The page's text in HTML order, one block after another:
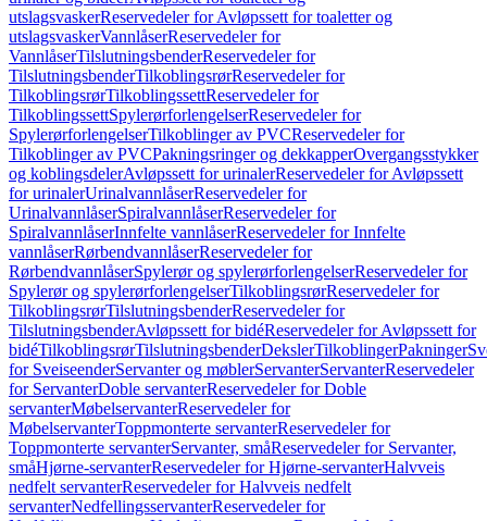
utslagsvaskerReservedeler for Avløpssett for toaletter og
utslagsvaskerVannlåserReservedeler for
VannlåserTilslutningsbenderReservedeler for
TilslutningsbenderTilkoblingsrørReservedeler for
TilkoblingsrørTilkoblingssettReservedeler for
TilkoblingssettSpylerørforlengelserReservedeler for
SpylerørforlengelserTilkoblinger av PVCReservedeler for
Tilkoblinger av PVCPakningsringer og dekkapperOvergangsstykker
og koblingsdelerAvløpssett for urinalerReservedeler for Avløpssett
for urinalerUrinalvannlåserReservedeler for
UrinalvannlåserSpiralvannlåserReservedeler for
SpiralvannlåserInnfelte vannlåserReservedeler for Innfelte
vannlåserRørbendvannlåserReservedeler for
RørbendvannlåserSpylerør og spylerørforlengelserReservedeler for
Spylerør og spylerørforlengelserTilkoblingsrørReservedeler for
TilkoblingsrørTilslutningsbenderReservedeler for
TilslutningsbenderAvløpssett for bidéReservedeler for Avløpssett for
bidéTilkoblingsrørTilslutningsbenderDekslerTilkoblingerPakninger
for SveiseenderServanter og møblerServanterServanterReservedeler
for ServanterDoble servanterReservedeler for Doble
servanterMøbelservanterReservedeler for
MøbelservanterToppmonterte servanterReservedeler for
Toppmonterte servanterServanter, småReservedeler for Servanter,
småHjørne-servanterReservedeler for Hjørne-servanterHalvveis
nedfelt servanterReservedeler for Halvveis nedfelt
servanterNedfellingsservanterReservedeler for